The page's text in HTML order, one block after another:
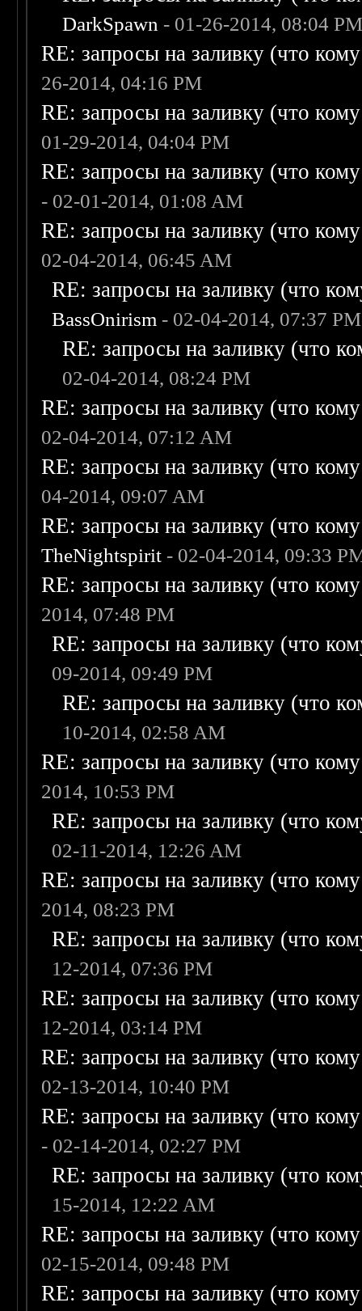
DarkSpawn - 01-26-2014, 08:04
RE: запросы на заливку (что
26-2014, 04:16 PM
RE: запросы на заливку (что
01-29-2014, 04:04 PM
RE: запросы на заливку (что
- 02-01-2014, 01:08 AM
RE: запросы на заливку (что
02-04-2014, 06:45 AM
RE: запросы на заливку (что
BassOnirism - 02-04-2014, 07:37 PM
RE: запросы на заливку (что
02-04-2014, 08:24 PM
RE: запросы на заливку (что
02-04-2014, 07:12 AM
RE: запросы на заливку (что
04-2014, 09:07 AM
RE: запросы на заливку (что
TheNightspirit - 02-04-2014, 09:33
RE: запросы на заливку (что
2014, 07:48 PM
RE: запросы на заливку (что
09-2014, 09:49 PM
RE: запросы на заливку (что
10-2014, 02:58 AM
RE: запросы на заливку (что
2014, 10:53 PM
RE: запросы на заливку (что
02-11-2014, 12:26 AM
RE: запросы на заливку (что
2014, 08:23 PM
RE: запросы на заливку (что
12-2014, 07:36 PM
RE: запросы на заливку (что
12-2014, 03:14 PM
RE: запросы на заливку (что
02-13-2014, 10:40 PM
RE: запросы на заливку (что
- 02-14-2014, 02:27 PM
RE: запросы на заливку (что
15-2014, 12:22 AM
RE: запросы на заливку (что
02-15-2014, 09:48 PM
RE: запросы на заливку (что